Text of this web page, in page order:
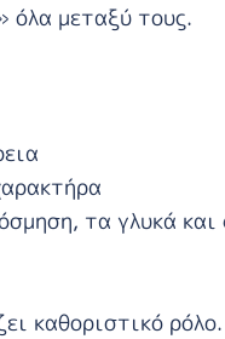
όλα μεταξύ τους.
τα γλυκά
καθοριστικό